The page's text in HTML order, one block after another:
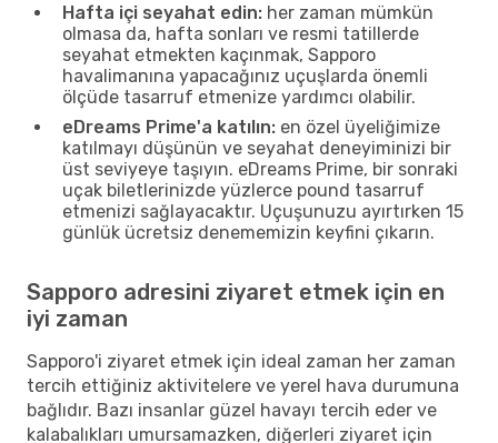
Hafta içi seyahat edin: her zaman mümkün
olmasa da, hafta sonları ve resmi tatillerde
seyahat etmekten kaçınmak, Sapporo
havalimanına yapacağınız uçuşlarda önemli
ölçüde tasarruf etmenize yardımcı olabilir.
eDreams Prime'a katılın: en özel üyeliğimize
katılmayı düşünün ve seyahat deneyiminizi bir
üst seviyeye taşıyın. eDreams Prime, bir sonraki
uçak biletlerinizde yüzlerce pound tasarruf
etmenizi sağlayacaktır. Uçuşunuzu ayırtırken 15
günlük ücretsiz denememizin keyfini çıkarın.
Sapporo adresini ziyaret etmek için en
iyi zaman
Sapporo'i ziyaret etmek için ideal zaman her zaman
tercih ettiğiniz aktivitelere ve yerel hava durumuna
bağlıdır. Bazı insanlar güzel havayı tercih eder ve
kalabalıkları umursamazken, diğerleri ziyaret için